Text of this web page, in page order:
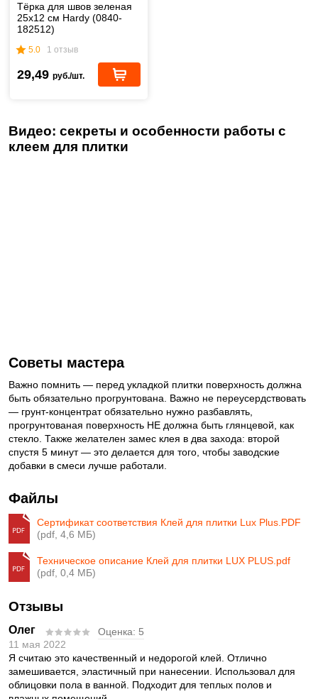
Тёрка для швов зеленая
25х12 см Hardy (0840-
182512)
5.0 1 отзыв
29,49 руб./шт.
Видео: секреты и особенности работы с
клеем для плитки
Советы мастера
Важно помнить — перед укладкой плитки поверхность должна
быть обязательно прогрунтована. Важно не переусердствовать
— грунт-концентрат обязательно нужно разбавлять,
прогрунтованая поверхность НЕ должна быть глянцевой, как
стекло. Также желателен замес клея в два захода: второй
спустя 5 минут — это делается для того, чтобы заводские
добавки в смеси лучше работали.
Файлы
Сертификат соответствия Клей для плитки Lux Plus.PDF
(pdf, 4,6 МБ)
Техническое описание Клей для плитки LUX PLUS.pdf
(pdf, 0,4 МБ)
Отзывы
Олег Оценка: 5
11 мая 2022
Я считаю это качественный и недорогой клей. Отлично
замешивается, эластичный при нанесении. Использовал для
облицовки пола в ванной. Подходит для теплых полов и